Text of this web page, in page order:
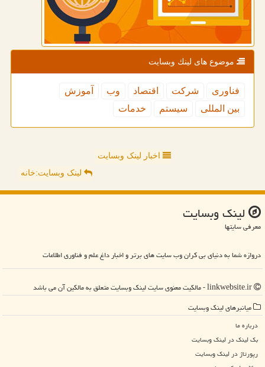
موضوع های لینك وبسایت
فناوری شركت اقتصاد وب
آموزش
بین المللی
سیستم خدمات
اخبار لینک وبسایت
لینک وبسایت:خانه
لینك وبسایت
معرفی سایتها
دروازه شما به دنیای بی کران وب سایت های برتر و اخبار داغ علم و فناوری اطلاعات
میانبرهای لینك وبسایت
درباره ما
بک لینک در لینك وبسایت
رپورتاژ در لینك وبسایت